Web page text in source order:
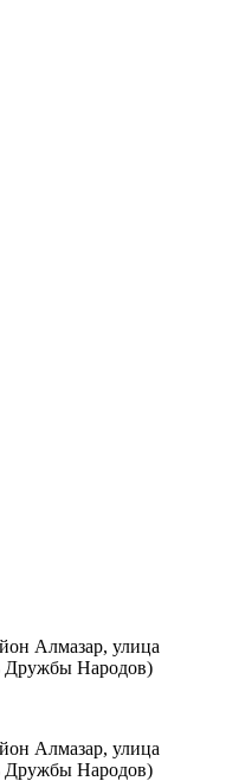
Алмазар, улица
Дружбы Народов)
Алмазар, улица
Дружбы Народов)